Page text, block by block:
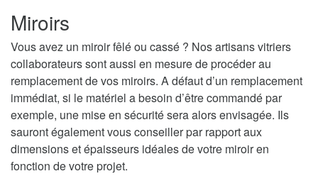
Miroirs
Vous avez un miroir fêlé ou cassé ? Nos artisans vitriers
collaborateurs sont aussi en mesure de procéder au
remplacement de vos miroirs. A défaut d’un remplacement
immédiat, si le matériel a besoin d’être commandé par
exemple, une mise en sécurité sera alors envisagée. Ils
sauront également vous conseiller par rapport aux
dimensions et épaisseurs idéales de votre miroir en
fonction de votre projet.